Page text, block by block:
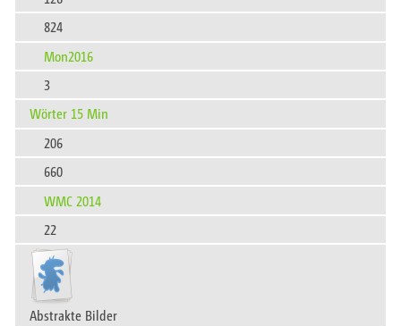
824
Mon2016
3
Wörter 15 Min
206
660
WMC 2014
22
Abstrakte Bilder